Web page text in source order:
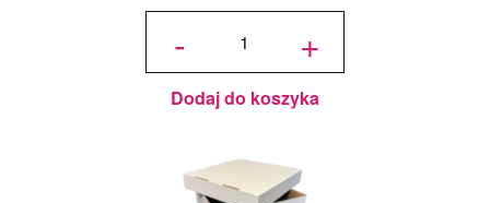
-
ilość
olejowy
Food
Colours -
Zielony
Butelkowy
+
Dodaj do koszyka